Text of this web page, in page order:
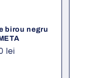
birou negru
lei